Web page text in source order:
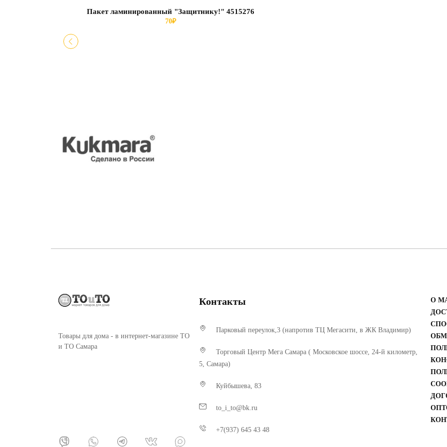
Пакет ламинированный "Защитнику!" 4515276
70₽
Товары для дома - в интернет-магазине ТО
и ТО Самара
Контакты
Парковый переулок,3 (напротив ТЦ Мегасити, в ЖК Владимир)
Торговый Центр Мега Самара ( Московское шоссе, 24-й километр,
5, Самара)
Куйбышева, 83
to_i_to@bk.ru
+7(937) 645 43 48
О